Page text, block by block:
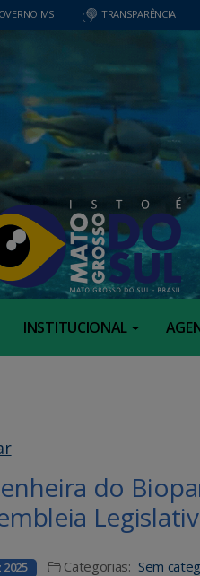
MS TRANSPARÊNCIA
INSTITUCIONAL
do
2025 Categorias: Sem